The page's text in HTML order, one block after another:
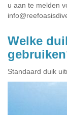
u aan te melden
Welke
Standaard duik